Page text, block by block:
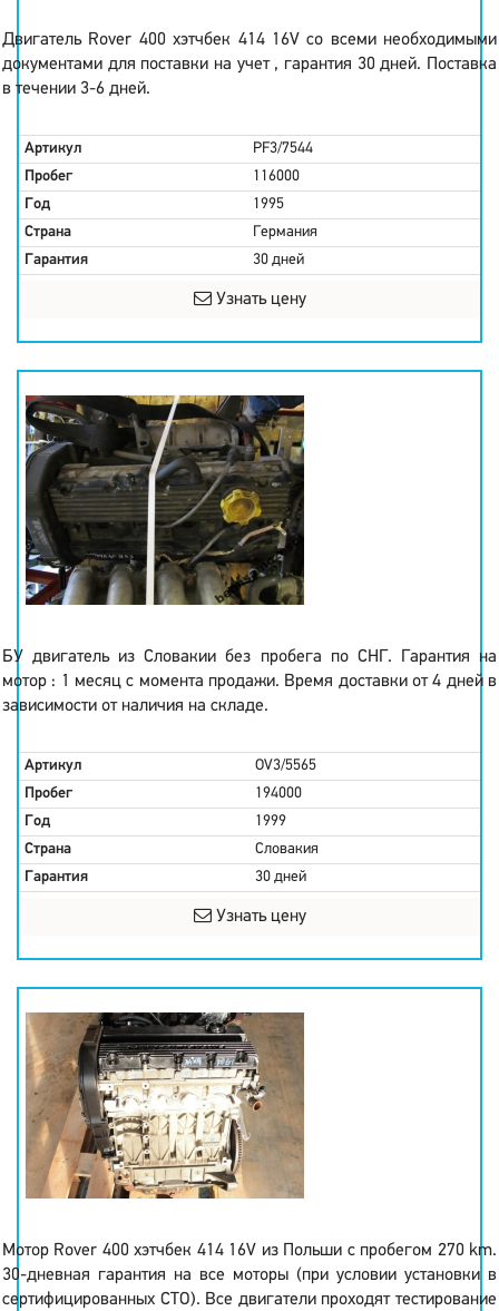
Двигатель Rover 400 хэтчбек 414 16V со всеми необходимыми
документами для поставки на учет , гарантия 30 дней. Поставка
в течении 3-6 дней.
Артикул
PF3/7544
Пробег
116000
Год
1995
Страна
Германия
Гарантия
30 дней
Узнать цену
БУ двигатель из Словакии без пробега по СНГ. Гарантия на
мотор : 1 месяц с момента продажи. Время доставки от 4 дней в
зависимости от наличия на складе.
Артикул
OV3/5565
Пробег
194000
Год
1999
Страна
Словакия
Гарантия
30 дней
Узнать цену
Мотор Rover 400 хэтчбек 414 16V из Польши с пробегом 270 km.
30-дневная гарантия на все моторы (при условии установки в
сертифицированных СТО). Все двигатели проходят тестирование